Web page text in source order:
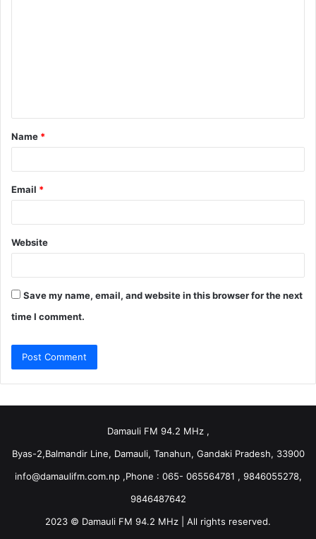
t
*
Name *
Email *
Website
Save my name, email, and website in this browser for the next
time I comment.
Damauli FM 94.2 MHz ,
Byas-2,Balmandir Line, Damauli, Tanahun, Gandaki Pradesh, 33900
info@damaulifm.com.np,Phone : 065- 065564781 , 9846055278,
9846487642
2023 © Damauli FM 94.2 MHz | All rights reserved.